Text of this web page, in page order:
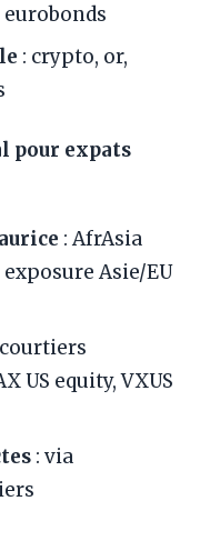
: crypto, or,
pour expats
: AfrAsia
Asie/EU
US equity, VXUS
: via